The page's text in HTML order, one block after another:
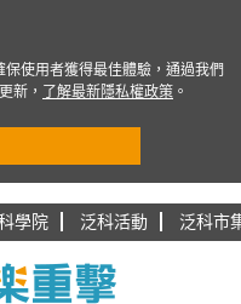
學院 泛科活動 泛科市
使用者獲得最佳體驗，通過我們
新，
了解最新隱私權政策 。